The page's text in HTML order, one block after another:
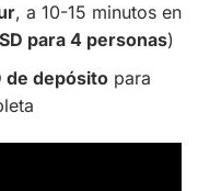
, a 10-15 minutos en
para 4 personas)
de depósitopara